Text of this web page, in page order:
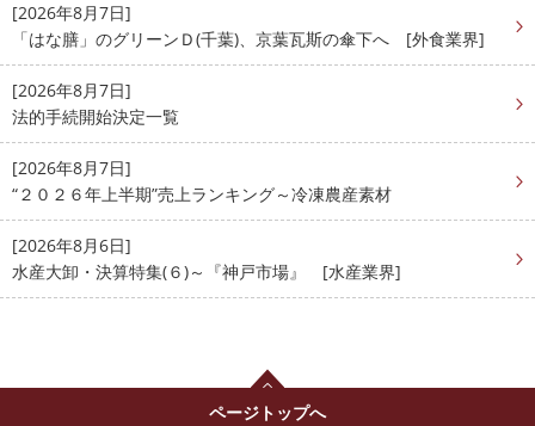
[2026年8月7日]
「はな膳」のグリーンＤ(千葉)、京葉瓦斯の傘下へ [外食業界]
[2026年8月7日]
法的手続開始決定一覧
[2026年8月7日]
“２０２６年上半期”売上ランキング～冷凍農産素材
[2026年8月6日]
水産大卸・決算特集(６)～『神戸市場』 [水産業界]
ページトップへ